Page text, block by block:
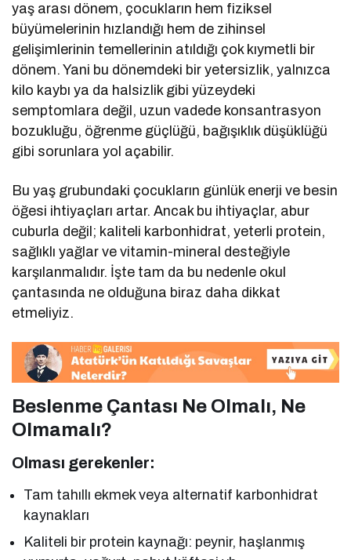
yaş arası dönem, çocukların hem fiziksel
büyümelerinin hızlandığı hem de zihinsel
gelişimlerinin temellerinin atıldığı çok kıymetli bir
dönem. Yani bu dönemdeki bir yetersizlik, yalnızca
kilo kaybı ya da halsizlik gibi yüzeydeki
semptomlara değil, uzun vadede konsantrasyon
bozukluğu, öğrenme güçlüğü, bağışıklık düşüklüğü
gibi sorunlara yol açabilir.
Bu yaş grubundaki çocukların günlük enerji ve besin
öğesi ihtiyaçları artar. Ancak bu ihtiyaçlar, abur
cuburla değil; kaliteli karbonhidrat, yeterli protein,
sağlıklı yağlar ve vitamin-mineral desteğiyle
karşılanmalıdır. İşte tam da bu nedenle okul
çantasında ne olduğuna biraz daha dikkat
etmeliyiz.
Beslenme Çantası Ne Olmalı, Ne
Olmamalı?
Olması gerekenler:
Tam tahıllı ekmek veya alternatif karbonhidrat
kaynakları
Kaliteli bir protein kaynağı: peynir, haşlanmış